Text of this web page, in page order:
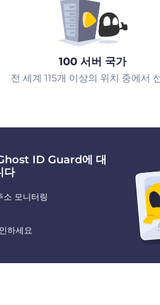
100 서버 국가
전 세계 115개 이상의 위치 중에서
ID Guard에 대
다
소 모니터링
하세요